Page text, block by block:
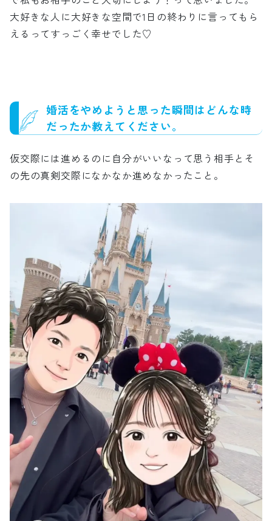
大好きな人に大好きな空間で1日の終わりに言ってもら
えるってすっごく幸せでした♡
婚活をやめようと思った瞬間はどんな時
だったか教えてください。
仮交際には進めるのに自分がいいなって思う相手とそ
の先の真剣交際になかなか進めなかったこと。